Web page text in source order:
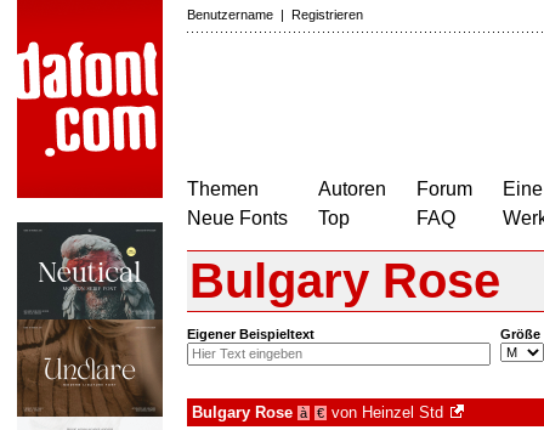
Benutzername | Registrieren
Themen
Neue Fonts
Autoren
Top
Forum
FAQ
Bulgary Rose
Eigener Beispieltext Größe
Bulgary Rose à € von Heinzel Std